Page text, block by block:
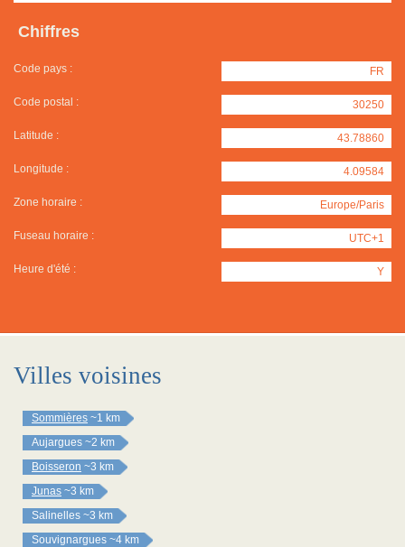
Chiffres
Code pays : FR
Code postal : 30250
Latitude : 43.78860
Longitude : 4.09584
Zone horaire : Europe/Paris
Fuseau horaire : UTC+1
Heure d'été : Y
Villes voisines
Sommières ~1 km
Aujargues ~2 km
Boisseron ~3 km
Junas ~3 km
Salinelles ~3 km
Souvignargues ~4 km